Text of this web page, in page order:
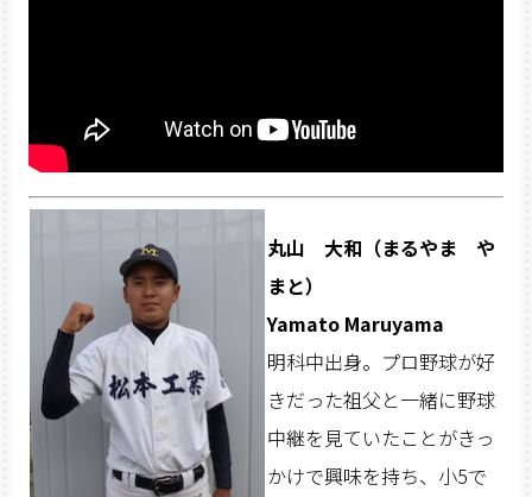
丸山 大和（まるやま や
まと）
Yamato Maruyama
明科中出身。プロ野球が好
きだった祖父と一緒に野球
中継を見ていたことがきっ
かけで興味を持ち、小5で